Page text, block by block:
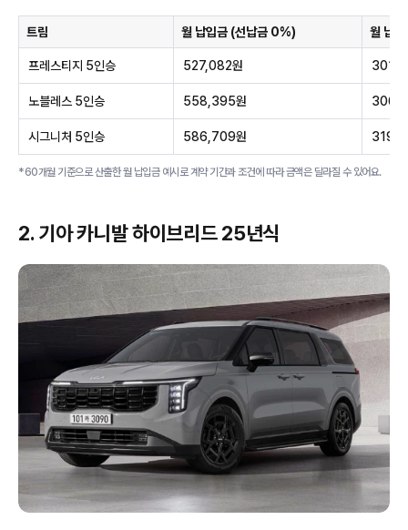
트림 월 납입금 (선납금 0%) 월 납
프레스티지 5인승 527,082원
노블레스 5인승 558,395원
시그니처 5인승 586,709원
*60개월 기준으로 산출한 월 납입금 예시로 계약 기간과 조건에 따라 금액은 달라질 수 있어요.
2. 기아 카니발 하이브리드 25년식